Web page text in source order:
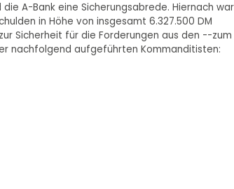
A-Bank eine Sicherungsabrede. Hiernach war
in Höhe von insgesamt 6.327.500 DM
Sicherheit für die Forderungen aus den --zum
nachfolgend aufgeführten Kommanditisten: